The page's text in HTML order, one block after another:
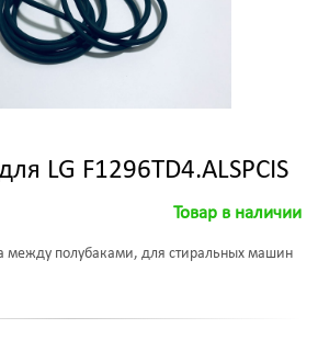
LG F1296TD4.ALSPCIS
Товар в наличии
между полубаками, для стиральных машин